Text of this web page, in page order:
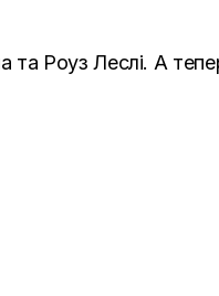
та Роуз Леслі. А